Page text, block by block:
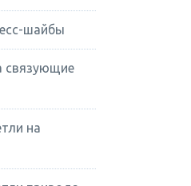
шайбы
связующие
на